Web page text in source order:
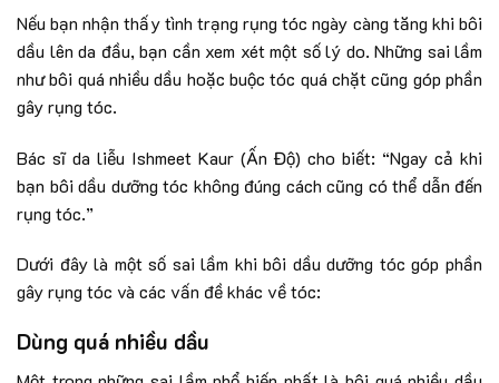
Nếu bạn nhận thấy tình trạng rụng tóc ngày càng tăng khi bôi
dầu lên da đầu, bạn cần xem xét một số lý do. Những sai lầm
như bôi quá nhiều dầu hoặc buộc tóc quá chặt cũng góp phần
gây rụng tóc.
Bác sĩ da liễu Ishmeet Kaur (Ấn Độ) cho biết: “Ngay cả khi
bạn bôi dầu dưỡng tóc không đúng cách cũng có thể dẫn đến
rụng tóc.”
Dưới đây là một số sai lầm khi bôi dầu dưỡng tóc góp phần
gây rụng tóc và các vấn đề khác về tóc:
Dùng quá nhiều dầu